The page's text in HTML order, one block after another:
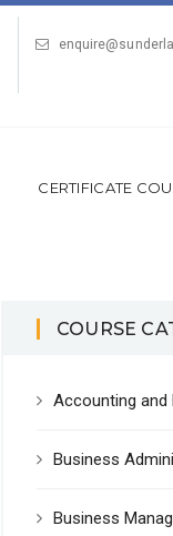
CERTIFICATE
COURSE
Accounting and
Business
Business